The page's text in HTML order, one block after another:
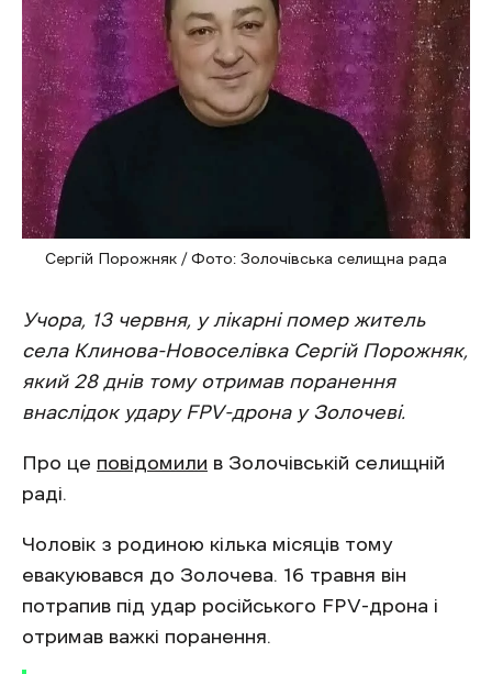
Сергій Порожняк / Фото: Золочівська селищна рада
Учора, 13 червня, у лікарні помер житель
села Клинова-Новоселівка Сергій Порожняк,
який 28 днів тому отримав поранення
внаслідок удару FPV-дрона у Золочеві.
Про це повідомили в Золочівській селищній
раді.
Чоловік з родиною кілька місяців тому
евакуювався до Золочева. 16 травня він
потрапив під удар російського FPV-дрона і
отримав важкі поранення.